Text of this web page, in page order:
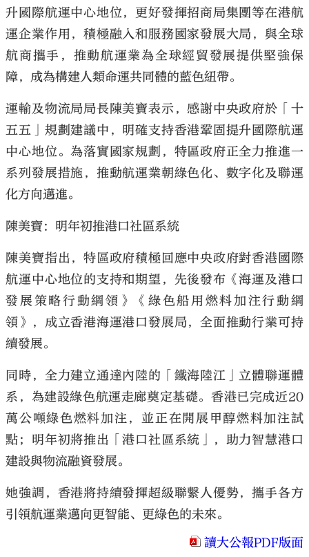
升國際航運中心地位，更好發揮招商局集團等在港航
運企業作用，積極融入和服務國家發展大局，與全球
航商攜手，推動航運業為全球經貿發展提供堅強保
障，成為構建人類命運共同體的藍色紐帶。
運輸及物流局局長陳美寶表示，感謝中央政府於「十
五五」規劃建議中，明確支持香港鞏固提升國際航運
中心地位。為落實國家規劃，特區政府正全力推進一
系列發展措施，推動航運業朝綠色化、數字化及聯運
化方向邁進。
陳美寶：明年初推港口社區系統
陳美寶指出，特區政府積極回應中央政府對香港國際
航運中心地位的支持和期望，先後發布《海運及港口
發展策略行動綱領》《綠色船用燃料加注行動綱
領》，成立香港海運港口發展局，全面推動行業可持
續發展。
同時，全力建立通達內陸的「鐵海陸江」立體聯運體
系，為建設綠色航運走廊奠定基礎。香港已完成近20
萬公噸綠色燃料加注，並正在開展甲醇燃料加注試
點；明年初將推出「港口社區系統」，助力智慧港口
建設與物流融資發展。
她強調，香港將持續發揮超級聯繫人優勢，攜手各方
引領航運業邁向更智能、更綠色的未來。
讀大公報PDF版面